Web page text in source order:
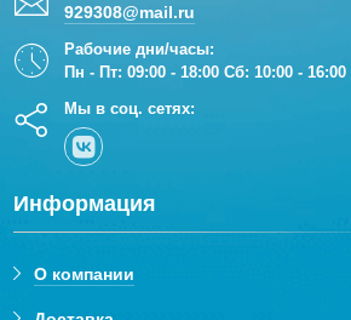
929308@mail.ru
Рабочие дни/часы:
Пн - Пт: 09:00 - 18:00 Сб: 10:00 -
Мы в соц. сетях:
Информация
О компании